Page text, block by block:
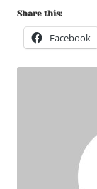
Share this:
Facebook